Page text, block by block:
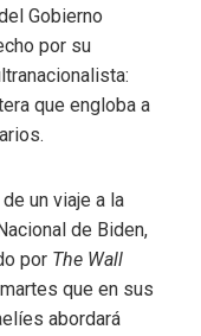
Gobierno
por su
que engloba a
un viaje a la
de Biden,
por The Wall
que en sus
abordará